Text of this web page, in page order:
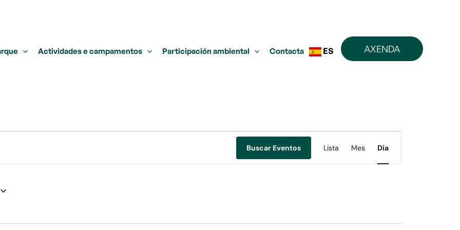
Actividades e campamentos Participación ambiental Contacta ES AXENDA
Buscar Eventos
de
vistas
Lista Mes Día